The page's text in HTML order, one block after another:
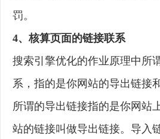
罚。
4、核算页面的链接联系
搜索引擎优化的作业原理中所
系，指的是你网站的导出链接
所谓的导出链接指的是你网站
站的链接叫做导出链接。导入